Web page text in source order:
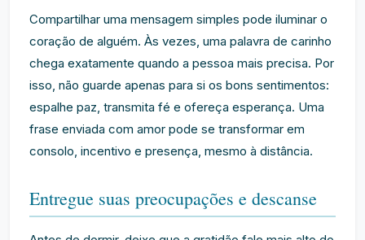
Compartilhar uma mensagem simples pode iluminar o
coração de alguém. Às vezes, uma palavra de carinho
chega exatamente quando a pessoa mais precisa. Por
isso, não guarde apenas para si os bons sentimentos:
espalhe paz, transmita fé e ofereça esperança. Uma
frase enviada com amor pode se transformar em
consolo, incentivo e presença, mesmo à distância.
Entregue suas preocupações e descanse